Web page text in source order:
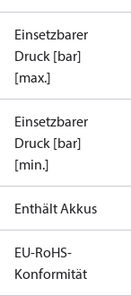
Einsetzbarer
Druck [bar]
[max.]
Einsetzbarer
Druck [bar]
[min.]
Enthält Akkus
EU-RoHS-
Konformität